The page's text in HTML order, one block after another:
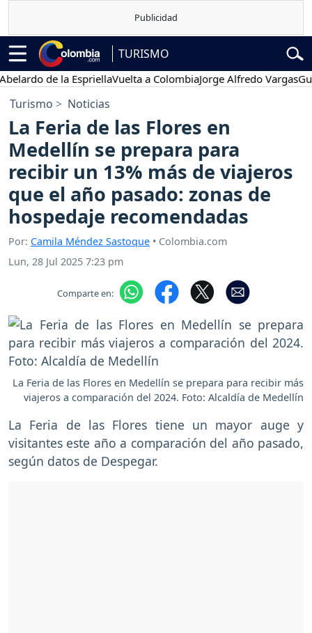
TURISMO
de la EspriellaVuelta a ColombiaJorge Alfredo Vargas
Turismo Noticias
La Feria de las Flores en
Medellín se prepara para
recibir un 13% más de viajeros
que el año pasado: zonas de
hospedaje recomendadas
Por: Camila Méndez Sastoque • Colombia.com
Lun, 28 Jul 2025 7:23 pm
Comparte en:
La Feria de las Flores en Medellín se prepara para recibir más
viajeros a comparación del 2024. Foto: Alcaldía de Medellín
La Feria de las Flores tiene un mayor auge y
visitantes este año a comparación del año pasado,
según datos de Despegar.